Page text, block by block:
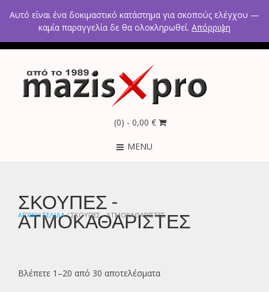
2ο χλμ Κρανιδίου – Πορτοχελίου, Αργολίδα 21300
Τηλέφωνα: 2754021300 – 6946670771 - 6980602291
(0) - 0,00 €
MENU
ΑΡΧΙΚΉ ΣΕΛΊΔΑ/ ΣΚΟΥΠΕΣ - ΑΤΜΟΚΑΘΑΡΙΣΤΕΣ
ΣΚΟΥΠΕΣ -
ΑΤΜΟΚΑΘΑΡΙΣΤΕΣ
Βλέπετε 1–20 από 30 αποτελέσματα
Αυτό είναι ένα δοκιμαστικό κατάστημα για σκοπούς ελέγχου —
καμία παραγγελία δε θα ολοκληρωθεί. Απόρριψη